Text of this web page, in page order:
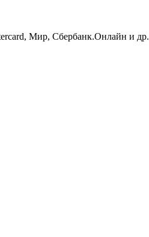
Мир, Сбербанк.Онлайн и др.